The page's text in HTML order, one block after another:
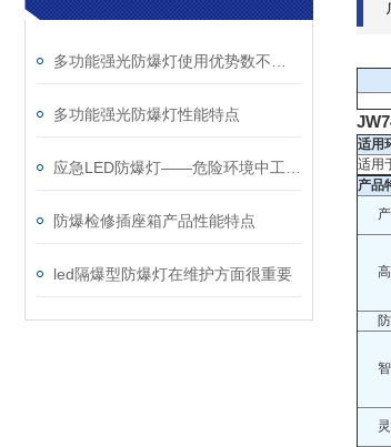
多功能强光防爆灯性能特点
防爆检修插座箱产品性能特点
led隔爆型防爆灯在维护方面很重要
适用
适用
产品